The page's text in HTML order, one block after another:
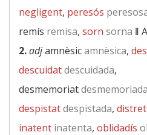
negligent, peresós
remís remisa, sorn sorna ‖
2.adjamnèsicamnèsica,
descuidatdescuidada,
desmemoriatdesmemoriada
despistatdespistada, distret
inatent inatenta, oblidadís